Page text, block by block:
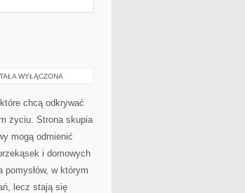
WYŁĄCZONA
chcą odkrywać
życiu. Strona skupia
mogą odmienić
i domowych
pomysłów, w którym
lecz stają się